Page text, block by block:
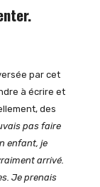
par cet
à écrire et
des
pas faire
enfant, je
arrivé.
Je prenais